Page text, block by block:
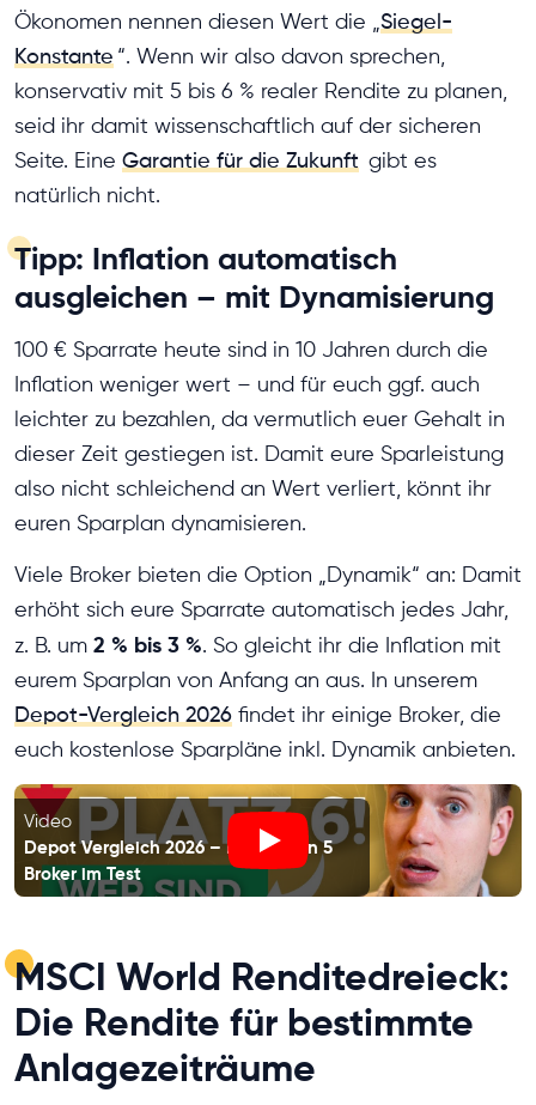
Ökonomen nennen diesen Wert die „ Siegel-
Konstante “. Wenn wir also davon sprechen,
konservativ mit 5 bis 6 % realer Rendite zu planen,
seid ihr damit wissenschaftlich auf der sicheren
Seite. Eine Garantie für die Zukunft gibt es
natürlich nicht.
Tipp: Inflation automatisch
ausgleichen – mit Dynamisierung
100 € Sparrate heute sind in 10 Jahren durch die
Inflation weniger wert – und für euch ggf. auch
leichter zu bezahlen, da vermutlich euer Gehalt in
dieser Zeit gestiegen ist. Damit eure Sparleistung
also nicht schleichend an Wert verliert, könnt ihr
euren Sparplan dynamisieren.
Viele Broker bieten die Option „Dynamik“ an: Damit
erhöht sich eure Sparrate automatisch jedes Jahr,
z. B. um 2 % bis 3 %. So gleicht ihr die Inflation mit
eurem Sparplan von Anfang an aus. In unserem
Depot-Vergleich 2026 findet ihr einige Broker, die
euch kostenlose Sparpläne inkl. Dynamik anbieten.
Video
Depot Vergleich 2026 – Die besten 5
Broker im Test
Play
MSCI World Renditedreieck:
Die Rendite für bestimmte
Anlagezeiträume